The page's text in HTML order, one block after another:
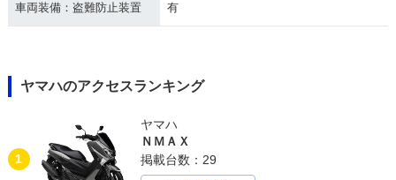
車両装備：盗難防止装置 有
ヤマハのアクセスランキング
1
ヤマハ
ＮＭＡＸ
掲載台数：29